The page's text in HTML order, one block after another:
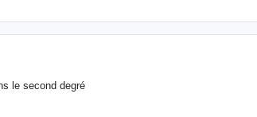
le second degré